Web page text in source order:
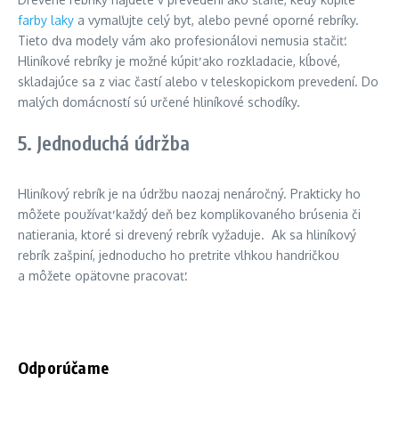
farby laky a vymaľujte celý byt, alebo pevné oporné rebríky.
Tieto dva modely vám ako profesionálovi nemusia stačiť.
Hliníkové rebríky je možné kúpiť ako rozkladacie, kĺbové,
skladajúce sa z viac častí alebo v teleskopickom prevedení. Do
malých domácností sú určené hliníkové schodíky.
5. Jednoduchá údržba
Hliníkový rebrík je na údržbu naozaj nenáročný. Prakticky ho
môžete používať každý deň bez komplikovaného brúsenia či
natierania, ktoré si drevený rebrík vyžaduje. Ak sa hliníkový
rebrík zašpiní, jednoducho ho pretrite vlhkou handričkou
a môžete opätovne pracovať.
Odporúčame